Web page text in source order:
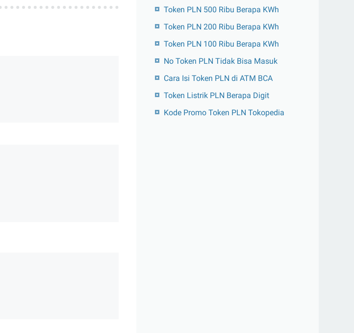
Token PLN 500 Ribu Berapa KWh
Token PLN 200 Ribu Berapa KWh
Token PLN 100 Ribu Berapa KWh
No Token PLN Tidak Bisa Masuk
Cara Isi Token PLN di ATM BCA
Token Listrik PLN Berapa Digit
Kode Promo Token PLN Tokopedia